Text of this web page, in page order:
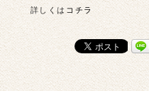
詳しくはコチラ